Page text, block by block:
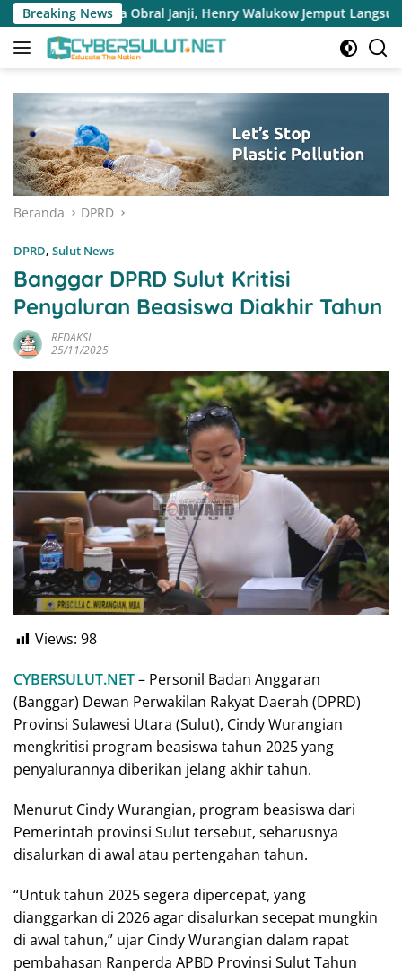
Langsung
ke
konten
Breaking News
Henry Walukow Jemput Langsung Dokumen Musrenbang
Beranda DPRD
DPRD, Sulut News
Banggar DPRD Sulut Kritisi
Penyaluran Beasiswa Diakhir Tahun
REDAKSI
25/11/2025
Views: 98
CYBERSULUT.NET– Personil Badan Anggaran
(Banggar) Dewan Perwakilan Rakyat Daerah (DPRD)
Provinsi Sulawesi Utara (Sulut), Cindy Wurangian
mengkritisi program beasiswa tahun 2025 yang
penyalurannya diberikan jelang akhir tahun.
Menurut Cindy Wurangian, program beasiswa dari
Pemerintah provinsi Sulut tersebut, seharusnya
disalurkan di awal atau pertengahan tahun.
“Untuk tahun 2025 segera dipercepat, yang
dianggarkan di 2026 agar disalurkan secepat mungkin
di awal tahun,” ujar Cindy Wurangian dalam rapat
pembahasan Ranperda APBD Provinsi Sulut Tahun